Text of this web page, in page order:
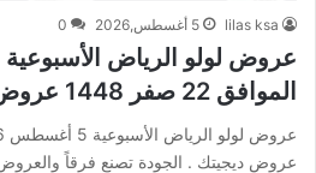
lilas ksa 5 أغسطس,2026 0
الموافق 22 صفر 1448 عروض ديجيتك
عروض ديجيتك . الجودة تصنع فرقاً